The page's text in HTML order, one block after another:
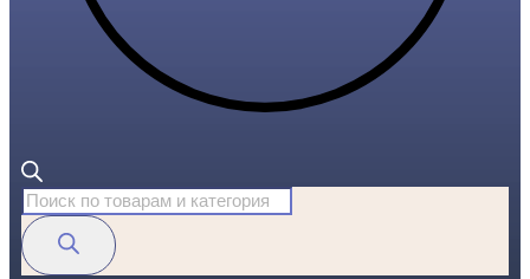
Поиск
товаров